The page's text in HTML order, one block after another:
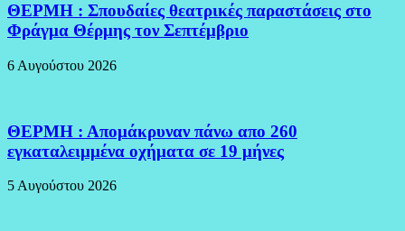
ΘΕΡΜΗ : Σπουδαίες θεατρικές παραστάσεις στο
Φράγμα Θέρμης τον Σεπτέμβριο
6 Αυγούστου 2026
ΘΕΡΜΗ : Απομάκρυναν πάνω απο 260
εγκαταλειμμένα οχήματα σε 19 μήνες
5 Αυγούστου 2026